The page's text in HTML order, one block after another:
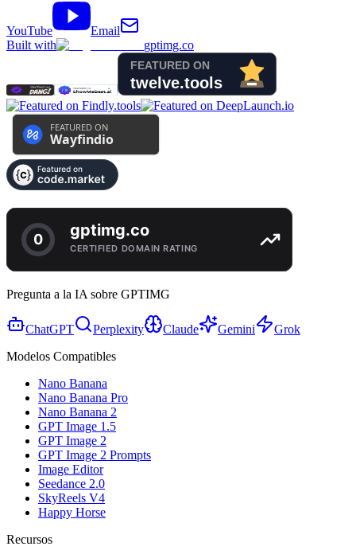
YouTube
Email
Built with
gptimg.co
Pregunta a la IA sobre GPTIMG
ChatGPT Perplexity Claude Gemini
Grok
Modelos Compatibles
Nano Banana
Nano Banana Pro
Nano Banana 2
GPT Image 1.5
GPT Image 2
GPT Image 2 Prompts
Image Editor
Seedance 2.0
SkyReels V4
Happy Horse
Recursos